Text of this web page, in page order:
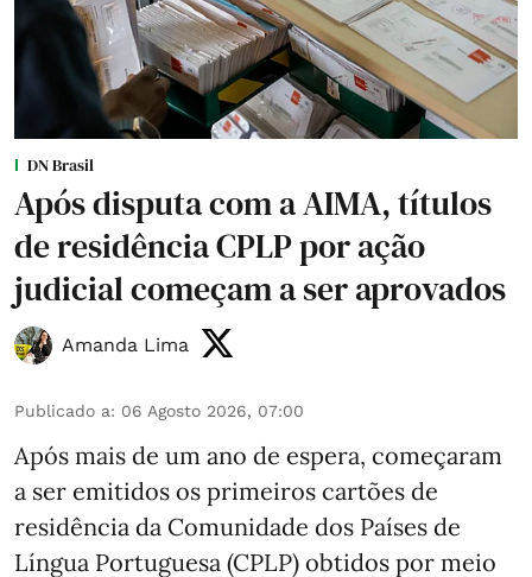
DN Brasil
Após disputa com a AIMA, títulos
de residência CPLP por ação
judicial começam a ser aprovados
Amanda Lima
Publicado a: 06 Agosto 2026, 07:00
Após mais de um ano de espera, começaram
a ser emitidos os primeiros cartões de
residência da Comunidade dos Países de
Língua Portuguesa (CPLP) obtidos por meio